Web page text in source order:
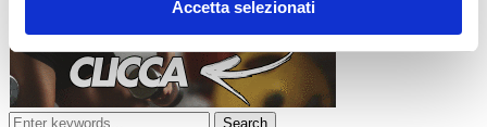
Accetta selezionati